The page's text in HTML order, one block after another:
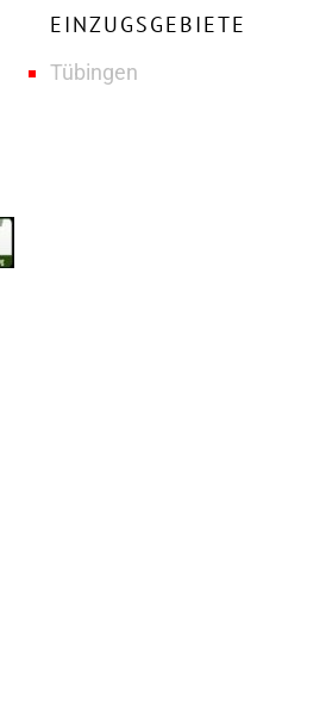
EINZUGSGEBIETE
Tübingen